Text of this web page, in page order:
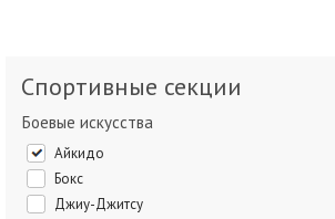
Спортивные секции
Боевые искусства
Айкидо
Бокс
Джиу-Джитсу